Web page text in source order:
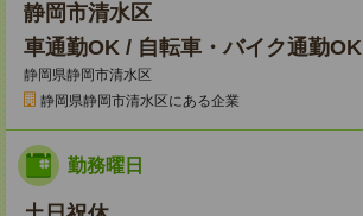
静岡市清水区
車通勤OK / 自転車・バイク通勤OK
静岡県静岡市清水区
静岡県静岡市清水区にある企業
勤務曜日